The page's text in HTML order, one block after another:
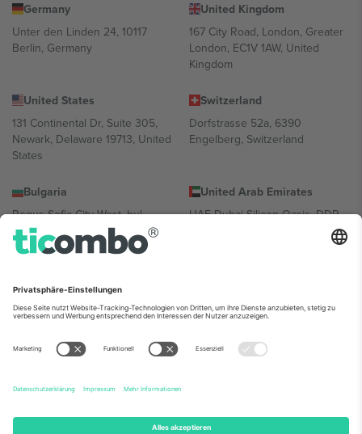
Germany
Unter den Linden 24, 10117
Berlin, Germany
United Kingdom
167 City Road, London, Greater
London, EC1V 1AW, United
Kingdom
United States
131 Continental Dr, Suite 305,
Newark, Delaware 19713, United
States
Switzerland
Dorfstrasse 52a, 6390
Engelberg, Switzerland
Bulgaria
Regus Sofia City West, bul
Totleben 53-55, 1606 Sofia,
Bulgaria
United Arab Emirates
UAE Dubai Silicon Oasis, DDP
Building A1, Office 302, Dubai,
Mexico
Av Chapultepec 360, Roma
Norte, Cuauhtémoc, 06700
Ciudad de México, CDMX,
Mexico
Die juristische Person des Plattformanbieters kann je nach
Informationen finden Sie auf der jeweiligen Veranstaltungsseite, im